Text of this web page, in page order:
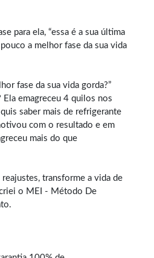
para ela, “essa é a sua última
a melhor fase da sua vida
fase da sua vida gorda?”
Ela emagreceu 4 quilos nos
saber mais de refrigerante
com o resultado e em
mais do que
transforme a vida de
o MEI - Método De